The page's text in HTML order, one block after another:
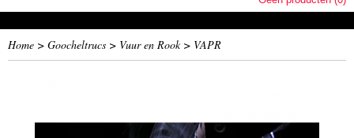
Home > Goocheltrucs > Vuur en Rook> VAPR